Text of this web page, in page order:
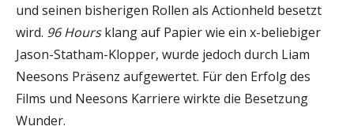
und seinen bisherigen Rollen als Actionheld besetzt
wird. 96 Hoursklang auf Papier wie ein x-beliebiger
Jason-Statham-Klopper, wurde jedoch durch Liam
Neesons Präsenz aufgewertet. Für den Erfolg des
Films und Neesons Karriere wirkte die Besetzung
Wunder.